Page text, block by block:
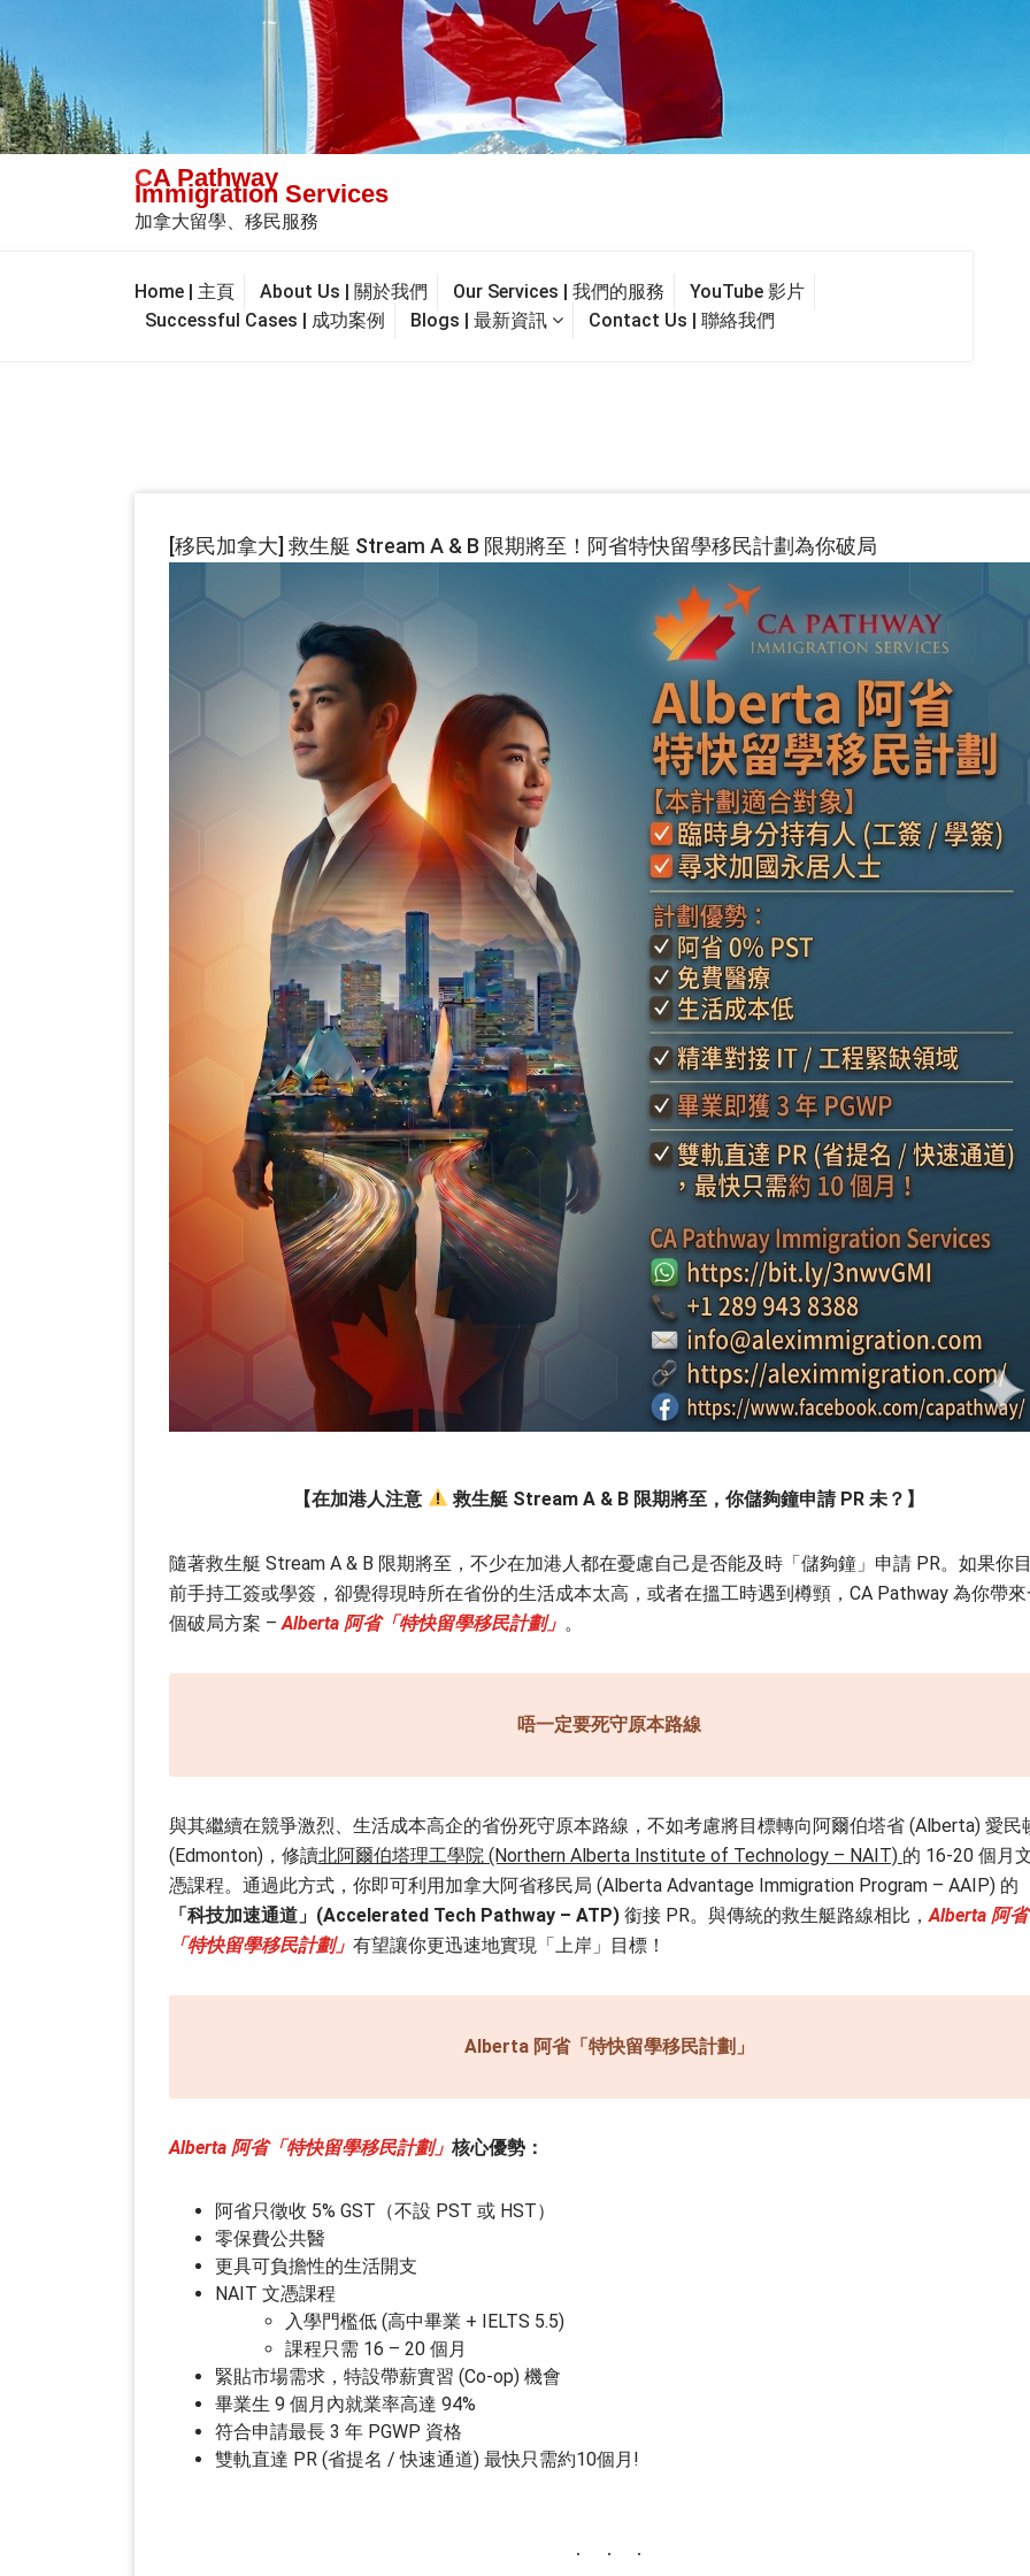
content
CA Pathway
Immigration Services
加拿大留學、移民服務
Home | 主頁 About Us | 關於我們 Our Services | 我們的服務
YouTube 影片
Successful Cases | 成功案例
Blogs | 最新資訊 Contact Us | 聯絡我們
[移民加拿大] 救生艇 Stream A & B 限期將至！阿省特快留學移民計劃為你破局
【在加港人注意 救生艇 Stream A & B 限期將至，你儲夠鐘申請 PR 未？】
隨著救生艇 Stream A & B 限期將至，不少在加港人都在憂慮自己是否能及時「儲夠鐘」申請 PR。如果你目
前手持工簽或學簽，卻覺得現時所在省份的生活成本太高，或者在搵工時遇到樽頸，CA Pathway 為你帶來
個破局方案 – Alberta 阿省「特快留學移民計劃」 。
唔一定要死守原本路線
與其繼續在競爭激烈、生活成本高企的省份死守原本路線，不如考慮將目標轉向阿爾伯塔省 (Alberta) 愛民
(Edmonton)，修讀北阿爾伯塔理工學院 (Northern Alberta Institute of Technology – NAIT) 的 16-20 個月
憑課程。通過此方式，你即可利用加拿大阿省移民局 (Alberta Advantage Immigration Program – AAIP) 的
「科技加速通道」(Accelerated Tech Pathway – ATP) 銜接 PR。與傳統的救生艇路線相比， Alberta 阿省
「特快留學移民計劃」 有望讓你更迅速地實現「上岸」目標！
Alberta 阿省「特快留學移民計劃」
Alberta 阿省「特快留學移民計劃」 核心優勢：
阿省只徵收 5% GST（不設 PST 或 HST）
零保費公共醫
更具可負擔性的生活開支
NAIT 文憑課程
入學門檻低 (高中畢業 + IELTS 5.5)
課程只需 16 – 20 個月
緊貼市場需求，特設帶薪實習 (Co-op) 機會
畢業生 9 個月內就業率高達 94%
符合申請最長 3 年 PGWP 資格
雙軌直達 PR (省提名 / 快速通道) 最快只需約10個月!